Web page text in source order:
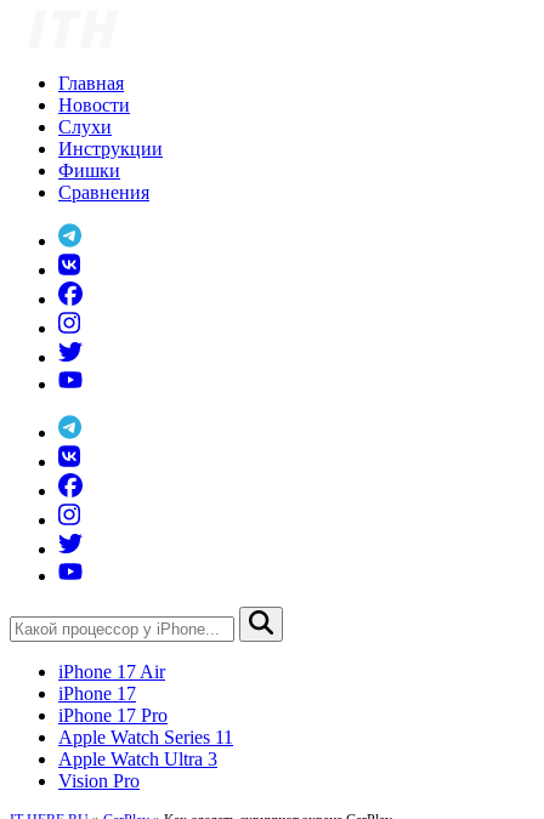
Главная
Новости
Слухи
Инструкции
Фишки
Сравнения
iPhone 17 Air
iPhone 17
iPhone 17 Pro
Apple Watch Series 11
Apple Watch Ultra 3
Vision Pro